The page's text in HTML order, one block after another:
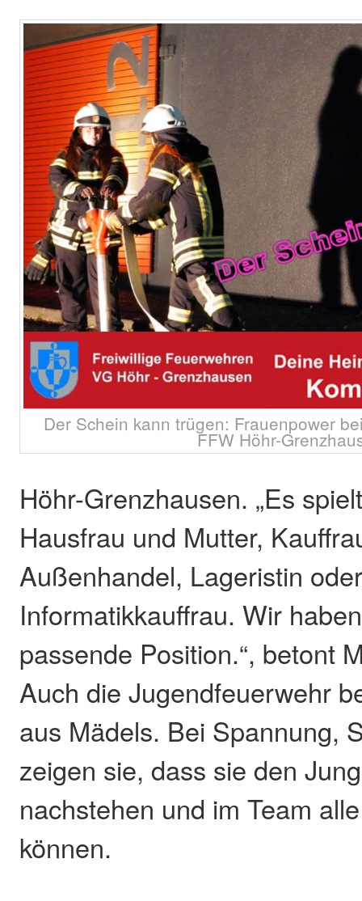
Der Schein kann trügen: Frauenpower
FFW Höhr-
Höhr-Grenzhausen. „Es
Hausfrau und Mutter,
Außenhandel, Lageristin
Informatikkauffrau. Wir
passende Position.“, betont
Auch die Jugendfeuerwehr
aus Mädels. Bei Spannung,
zeigen sie, dass sie den
nachstehen und im Team
können.